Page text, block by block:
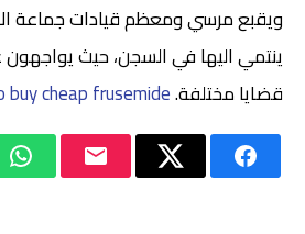
ويقبع مرسي ومعظم قيادات جماعة
ينتمي اليها في السجن، حيث
قضايا مختلفة.cheap frusemide